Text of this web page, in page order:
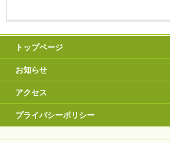
トップページ
お知らせ
アクセス
プライバシーポリシー